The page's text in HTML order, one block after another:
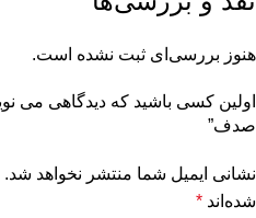
هنوز بررسی‌ای ثبت نشده است.
صدف”
نشانی ایمیل شما منتشر نخواهد شد.
شده‌اند *